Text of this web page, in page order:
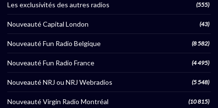
Les exclusivités des autres radios (555)
Nouveauté Capital London (43)
Nouveauté Fun Radio Belgique (8 582)
Nouveauté Fun Radio France (4 495)
Nouveauté NRJ ou NRJ Webradios (5 548)
Nouveauté Virgin Radio Montréal (10 815)